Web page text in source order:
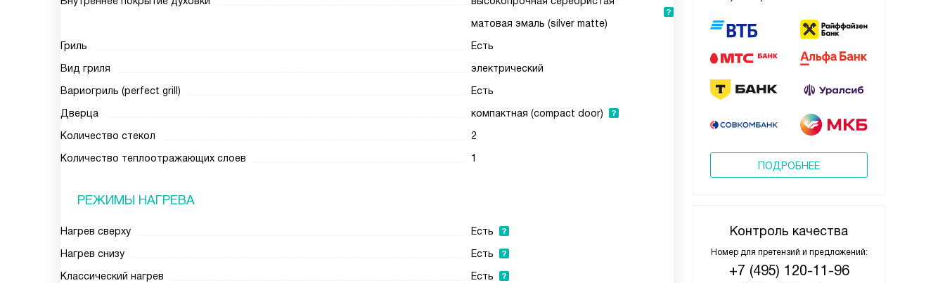
ПОДРОБНЕЕ
Контроль качества
Номер для претензий и предложений:
+7 (495) 120-11-96
матовая эмаль (silver matte)
Гриль
Есть
Вид гриля
электрический
Вариогриль (perfect grill)
Есть
Дверца
компактная (compact door)
Количество стекол
2
Количество теплоотражающих слоев
1
РЕЖИМЫ НАГРЕВА
Нагрев сверху
Есть
Нагрев снизу
Есть
Классический нагрев
Есть